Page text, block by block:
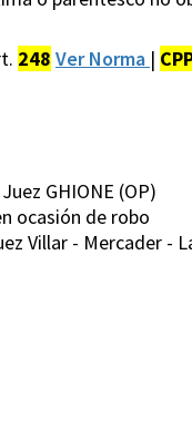
248 Ver Norma |
GHIONE (OP)
ocasión de robo
Villar - Mercader -